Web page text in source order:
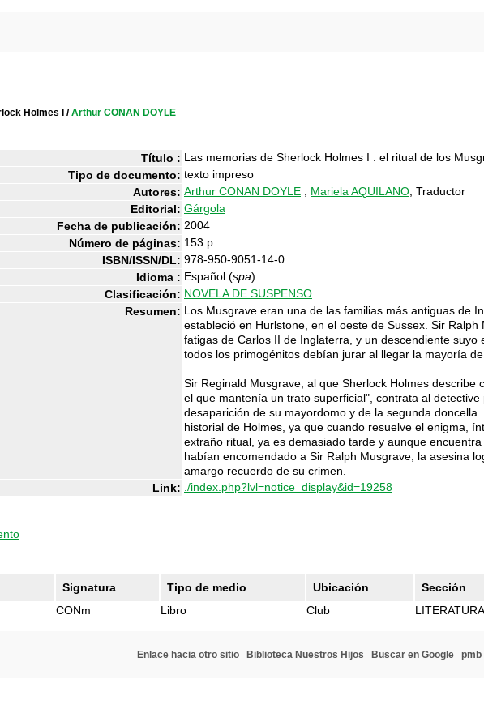
Holmes I /Arthur CONAN DOYLE
Título : Las memorias de Sherlock Holmes I : el ritual de los
Tipo de documento: texto impreso
Autores: Arthur CONAN DOYLE ; Mariela AQUILANO , Traductor
Editorial: Gárgola
Fecha de publicación: 2004
Número de páginas: 153 p
ISBN/ISSN/DL: 978-950-9051-14-0
Idioma : Español (spa)
Clasificación: NOVELA DE SUSPENSO
Resumen: Los Musgrave eran una de las familias más antiguas de
estableció en Hurlstone, en el oeste de Sussex. Sir
fatigas de Carlos II de Inglaterra, y un descendiente suyo
todos los primogénitos debían jurar al llegar la mayoría de
Sir Reginald Musgrave, al que Sherlock Holmes describe
el que mantenía un trato superficial", contrata al detective
desaparición de su mayordomo y de la segunda
historial de Holmes, ya que cuando resuelve el enigma,
extraño ritual, ya es demasiado tarde y aunque
habían encomendado a Sir Ralph Musgrave, la asesina
amargo recuerdo de su crimen.
Link: ./index.php?lvl=notice_display&id=19258
Signatura Tipo de medio Ubicación Sección
CONm Libro Club
Enlace hacia otro sitio Biblioteca Nuestros Hijos Buscar en Google pmb